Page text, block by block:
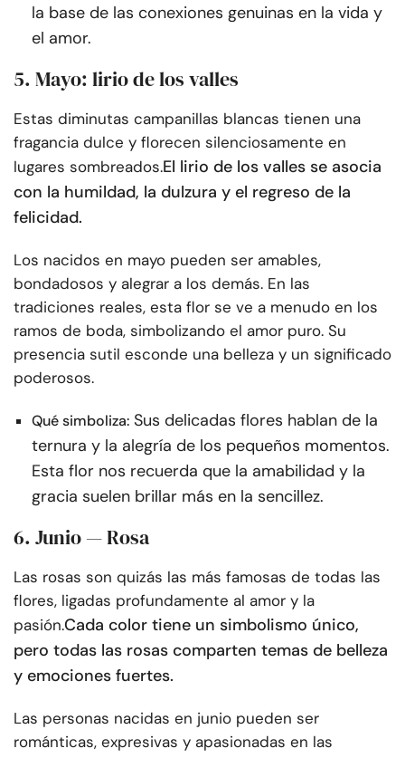
la base de las conexiones genuinas en la vida y
el amor.
5. Mayo: lirio de los valles
Estas diminutas campanillas blancas tienen una
fragancia dulce y florecen silenciosamente en
lugares sombreados.El lirio de los valles se asocia
con la humildad, la dulzura y el regreso de la
felicidad.
Los nacidos en mayo pueden ser amables,
bondadosos y alegrar a los demás. En las
tradiciones reales, esta flor se ve a menudo en los
ramos de boda, simbolizando el amor puro. Su
presencia sutil esconde una belleza y un significado
poderosos.
Qué simboliza: Sus delicadas flores hablan de la
ternura y la alegría de los pequeños momentos.
Esta flor nos recuerda que la amabilidad y la
gracia suelen brillar más en la sencillez.
6. Junio — Rosa
Las rosas son quizás las más famosas de todas las
flores, ligadas profundamente al amor y la
pasión.Cada color tiene un simbolismo único,
pero todas las rosas comparten temas de belleza
y emociones fuertes.
Las personas nacidas en junio pueden ser
románticas, expresivas y apasionadas en las